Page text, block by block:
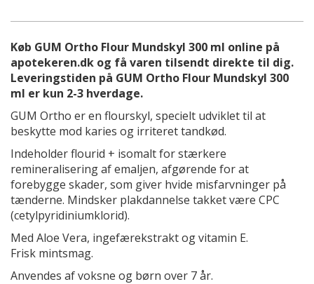
Køb GUM Ortho Flour Mundskyl 300 ml online på
apotekeren.dk og få varen tilsendt direkte til dig.
Leveringstiden på GUM Ortho Flour Mundskyl 300
ml er kun 2-3 hverdage.
GUM Ortho er en flourskyl, specielt udviklet til at
beskytte mod karies og irriteret tandkød.
Indeholder flourid + isomalt for stærkere
remineralisering af emaljen, afgørende for at
forebygge skader, som giver hvide misfarvninger på
tænderne. Mindsker plakdannelse takket være CPC
(cetylpyridiniumklorid).
Med Aloe Vera, ingefærekstrakt og vitamin E.
Frisk mintsmag.
Anvendes af voksne og børn over 7 år.